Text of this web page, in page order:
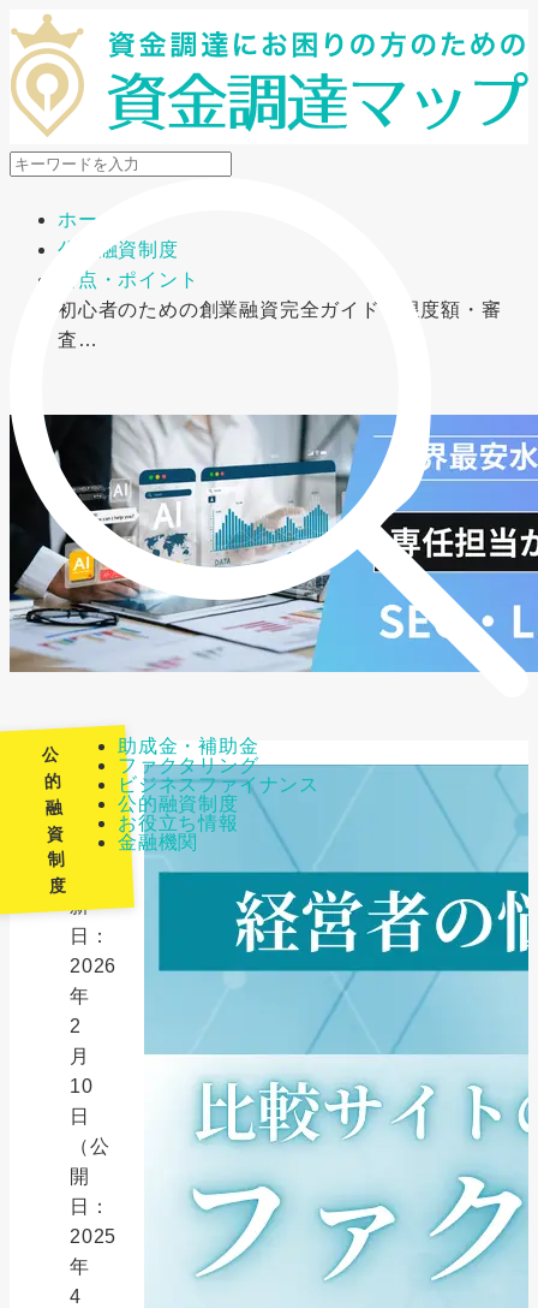
メニューを開閉
助成金・補助金
ファクタリング
ビジネスファイナンス
公的融資制度
お役立ち情報
金融機関
ホーム
公的融資制度
要点・ポイント
初心者のための創業融資完全ガイド｜限度額・審
査…
公
的
融
資
制
度
新
日：
2026
年
2
月
10
日
（公
開
日：
2025
年
4